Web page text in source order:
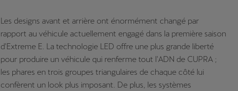
Les designs avant et arrière ont énormément changé par
rapport au véhicule actuellement engagé dans la première saison
d'Extreme E. La technologie LED offre une plus grande liberté
pour produire un véhicule qui renferme tout l'ADN de CUPRA ;
les phares en trois groupes triangulaires de chaque côté lui
confèrent un look plus imposant. De plus, les systèmes